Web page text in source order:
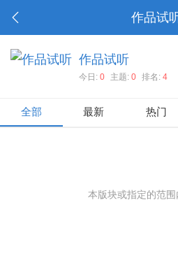
作品试
作品试听
今日: 0 主题: 0 排名: 4
全部 最新 热门
本版块或指定的范